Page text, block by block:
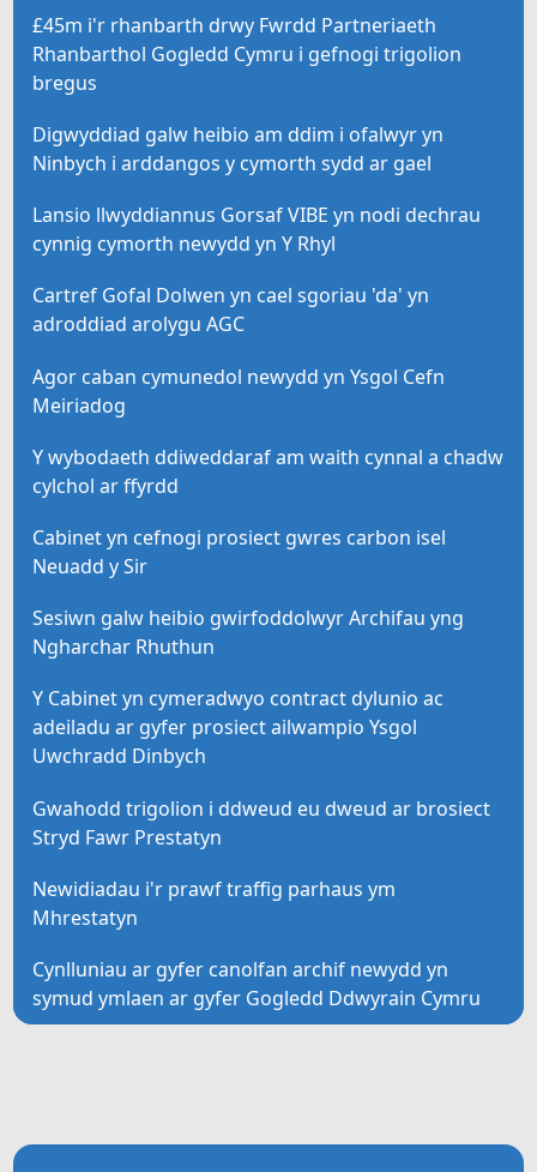
£45m i'r rhanbarth drwy Fwrdd Partneriaeth
Rhanbarthol Gogledd Cymru i gefnogi trigolion
bregus
Digwyddiad galw heibio am ddim i ofalwyr yn
Ninbych i arddangos y cymorth sydd ar gael
Lansio llwyddiannus Gorsaf VIBE yn nodi dechrau
cynnig cymorth newydd yn Y Rhyl
Cartref Gofal Dolwen yn cael sgoriau 'da' yn
adroddiad arolygu AGC
Agor caban cymunedol newydd yn Ysgol Cefn
Meiriadog
Y wybodaeth ddiweddaraf am waith cynnal a chadw
cylchol ar ffyrdd
Cabinet yn cefnogi prosiect gwres carbon isel
Neuadd y Sir
Sesiwn galw heibio gwirfoddolwyr Archifau yng
Ngharchar Rhuthun
Y Cabinet yn cymeradwyo contract dylunio ac
adeiladu ar gyfer prosiect ailwampio Ysgol
Uwchradd Dinbych
Gwahodd trigolion i ddweud eu dweud ar brosiect
Stryd Fawr Prestatyn
Newidiadau i'r prawf traffig parhaus ym
Mhrestatyn
Cynlluniau ar gyfer canolfan archif newydd yn
symud ymlaen ar gyfer Gogledd Ddwyrain Cymru